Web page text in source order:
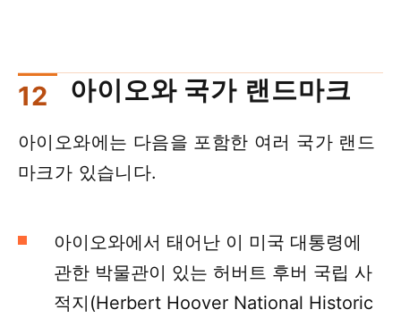
아이오와 국가 랜드마크
아이오와에는 다음을 포함한 여러 국가 랜드
마크가 있습니다.
아이오와에서 태어난 이 미국 대통령에
관한 박물관이 있는 허버트 후버 국립 사
적지(Herbert Hoover National Historic